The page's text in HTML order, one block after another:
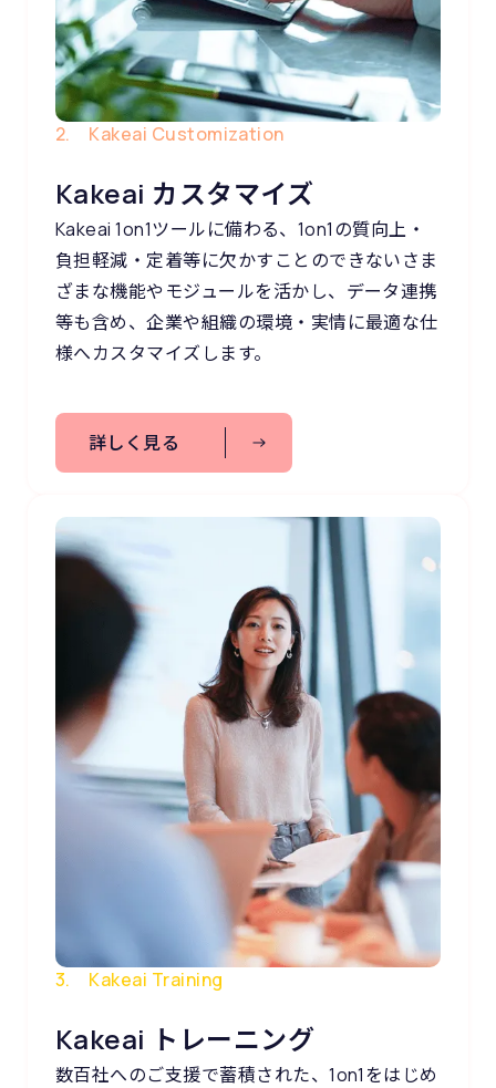
2. Kakeai Customization
Kakeai カスタマイズ
Kakeai 1on1ツールに備わる、1on1の質向上・
負担軽減・定着等に欠かすことのできないさま
ざまな機能やモジュールを活かし、データ連携
等も含め、企業や組織の環境・実情に最適な仕
様へカスタマイズします。
詳しく見る
3. Kakeai Training
Kakeai トレーニング
数百社へのご支援で蓄積された、1on1をはじめ